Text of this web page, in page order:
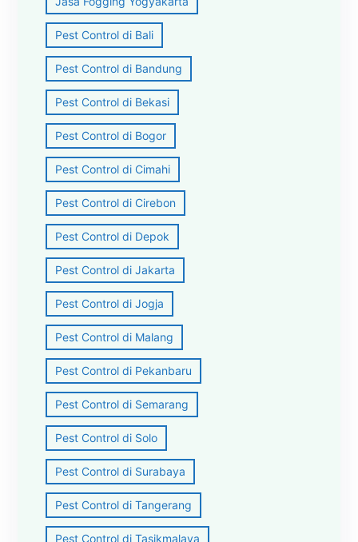
Pest Control di Bali
Pest Control di Bandung
Pest Control di Bekasi
Pest Control di Bogor
Pest Control di Cimahi
Pest Control di Cirebon
Pest Control di Depok
Pest Control di Jakarta
Pest Control di Jogja
Pest Control di Malang
Pest Control di Pekanbaru
Pest Control di Semarang
Pest Control di Solo
Pest Control di Surabaya
Pest Control di Tangerang
Pest Control di Tasikmalaya